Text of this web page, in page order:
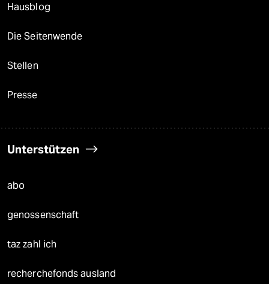
Hausblog
Die Seitenwende
Stellen
Presse
Unterstützen
abo
genossenschaft
taz zahl ich
recherchefonds ausland